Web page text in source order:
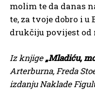
molim te da danas
te, za tvoje dobro i
drukčiju povijest od
Iz knjige„Mladiću,
Arterburna, Freda
izdanju Naklade